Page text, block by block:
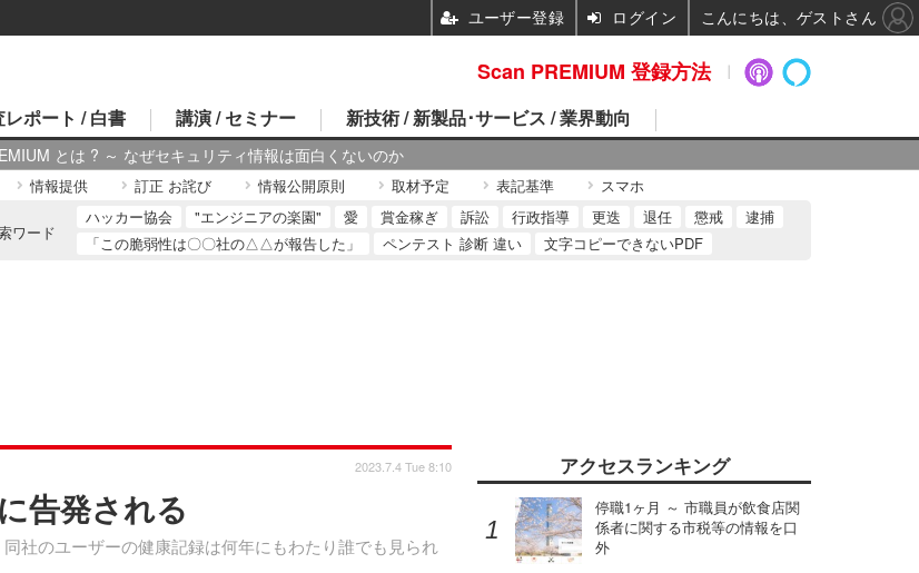
とは ? ～ なぜセキュリティ情報は面白くないのか
レポート / 白書 講演 / セミナー 新技術 / 新製品･サービス / 業界動向
情報提供 訂正 お詫び 情報公開原則 取材予定 表記基準 スマホ
ワード
ハッカー協会 "エンジニアの楽園" 愛 賞金稼ぎ 訴訟 行政指導 更迭 退任 懲戒
逮捕
「この脆弱性は〇〇社の△△が報告した」
ペンテスト 診断 違い 文字コピーできないPDF
告発される
社のユーザーの健康記録は何年にもわたり誰でも見られ
2023.7.4 Tue 8:10 アクセスランキング
停職1ヶ月 ～ 市職員が飲食店関
係者に関する市税等の情報を口
外
Scan PREMIUM 登録方法
ユーザー登録 ログイン こんにちは、ゲストさん